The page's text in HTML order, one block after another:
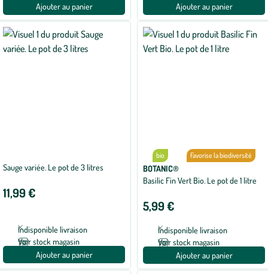
Ajouter au panier Ajouter au panier
Sauge variée. Le pot de 3 litres
11,99 €
Indisponible livraison
Voir stock magasin
Ajouter au panier
bio Favorise la biodiversité
BOTANIC®
Basilic Fin Vert Bio. Le pot de 1 litre
5,99 €
Indisponible livraison
Voir stock magasin
Ajouter au panier